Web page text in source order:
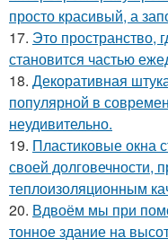
просто красивый, а
17. Это пространство,
становится частью
18. Декоративная
популярной в
неудивительно.
19. Пластиковые окна
своей долговечности,
теплоизоляционным
20. Вдвоём мы при
тонное здание на